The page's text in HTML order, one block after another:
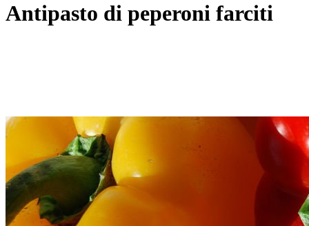
Antipasto di peperoni farciti